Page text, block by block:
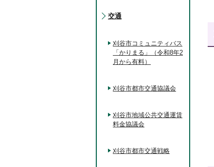
交通
刈谷市コミュニティバス
「かりまる」（令和8年2
月から有料）
刈谷市都市交通協議会
刈谷市地域公共交通運賃
料金協議会
刈谷市都市交通戦略